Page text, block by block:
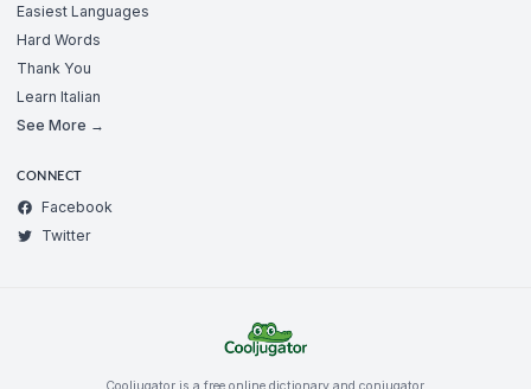
Easiest Languages
Hard Words
Thank You
Learn Italian
See More →
CONNECT
Facebook
Twitter